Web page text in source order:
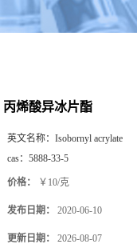
丙烯酸异冰片酯
英文名称： Isobornyl acrylate
cas： 5888-33-5
价格： ￥10/克
发布日期： 2020-06-10
更新日期： 2026-08-07